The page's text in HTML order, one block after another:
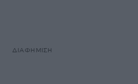
ΔΙΑΦΗΜΙΣΗ